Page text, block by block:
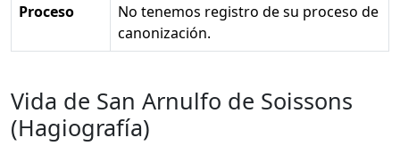
Proceso
No tenemos registro de su proceso de
canonización.
Vida de San Arnulfo de Soissons
(Hagiografía)